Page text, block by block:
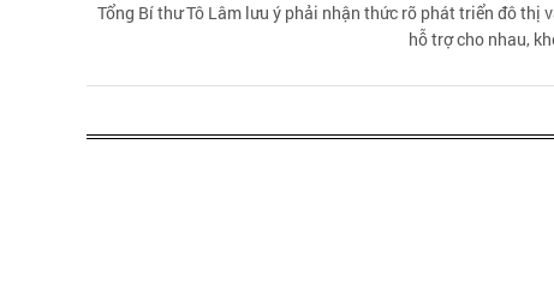
Tổng Bí thư Tô Lâm lưu ý phải nhận thức rõ phát triển đô
hỗ trợ cho nhau,